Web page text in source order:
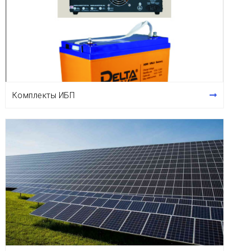
Комплекты ИБП